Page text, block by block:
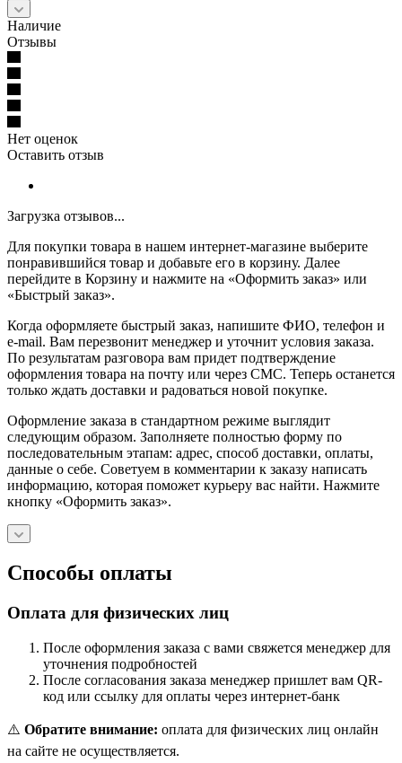
Наличие
Отзывы
Нет оценок
Оставить отзыв
Загрузка отзывов...
Для покупки товара в нашем интернет-магазине выберите
понравившийся товар и добавьте его в корзину. Далее
перейдите в Корзину и нажмите на «Оформить заказ» или
«Быстрый заказ».
Когда оформляете быстрый заказ, напишите ФИО, телефон и
e-mail. Вам перезвонит менеджер и уточнит условия заказа.
По результатам разговора вам придет подтверждение
оформления товара на почту или через СМС. Теперь останется
только ждать доставки и радоваться новой покупке.
Оформление заказа в стандартном режиме выглядит
следующим образом. Заполняете полностью форму по
последовательным этапам: адрес, способ доставки, оплаты,
данные о себе. Советуем в комментарии к заказу написать
информацию, которая поможет курьеру вас найти. Нажмите
кнопку «Оформить заказ».
Способы оплаты
Оплата для физических лиц
После оформления заказа с вами свяжется менеджер для
уточнения подробностей
После согласования заказа менеджер пришлет вам QR-
код или ссылку для оплаты через интернет-банк
⚠️ Обратите внимание: оплата для физических лиц онлайн
на сайте не осуществляется.